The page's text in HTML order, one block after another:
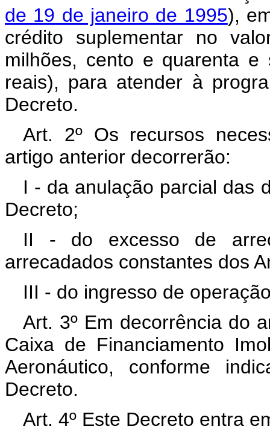
de 19 de janeiro de 1995),
crédito suplementar no
milhões, cento e quarenta
reais), para atender à
Decreto.
Art. 2º Os recursos
artigo anterior decorrerão:
I - da anulação parcial das
Decreto;
II - do excesso de
arrecadados constantes dos
III - do ingresso de
Art. 3º Em decorrência do
Caixa de Financiamento
Aeronáutico, conforme
Decreto.
Art. 4º Este Decreto entra